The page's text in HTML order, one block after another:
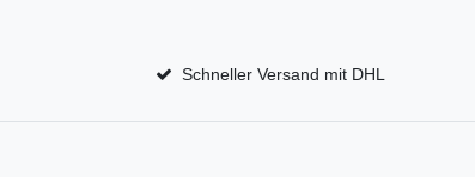
Schneller Versand mit DHL